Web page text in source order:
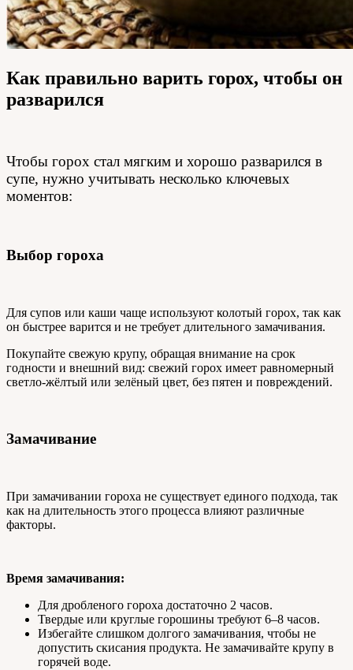
Как правильно варить горох, чтобы он
разварился
Чтобы горох стал мягким и хорошо разварился в
супе, нужно учитывать несколько ключевых
моментов:
Выбор гороха
Для супов или каши чаще используют колотый горох, так как
он быстрее варится и не требует длительного замачивания.
Покупайте свежую крупу, обращая внимание на срок
годности и внешний вид: свежий горох имеет равномерный
светло-жёлтый или зелёный цвет, без пятен и повреждений.
Замачивание
При замачивании гороха не существует единого подхода, так
как на длительность этого процесса влияют различные
факторы.
Время замачивания:
Для дробленого гороха достаточно 2 часов.
Твердые или круглые горошины требуют 6–8 часов.
Избегайте слишком долгого замачивания, чтобы не
допустить скисания продукта. Не замачивайте крупу в
горячей воде.